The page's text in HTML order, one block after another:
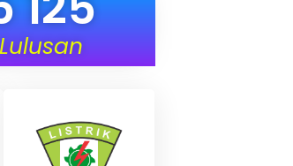
Lulusan